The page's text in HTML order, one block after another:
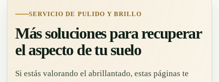
SERVICIO DE PULIDO Y BRILLO
Más soluciones para recuperar
el aspecto de tu suelo
Si estás valorando el abrillantado, estas páginas te